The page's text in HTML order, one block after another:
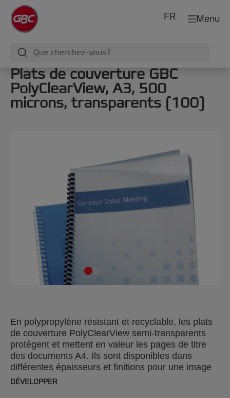
Menu
FR
Plats de couverture GBC
PolyClearView, A3, 500
microns, transparents (100)
En polypropylène résistant et recyclable, les plats
de couverture PolyClearView semi-transparents
protègent et mettent en valeur les pages de titre
des documents A4. Ils sont disponibles dans
différentes épaisseurs et finitions pour une image
professionnelle et élégante et résistent aux liquides
DÉVELOPPER